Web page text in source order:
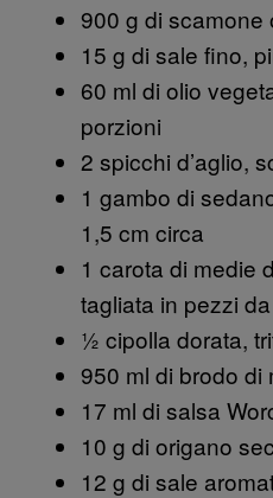
900 g di scamone
15 g di sale fino,
60 ml di olio
porzioni
2 spicchi d’aglio,
1 gambo di
1,5 cm circa
1 carota di medie
tagliata in pezzi
½ cipolla dorata,
950 ml di brodo di
17 ml di salsa
10 g di origano
12 g di sale